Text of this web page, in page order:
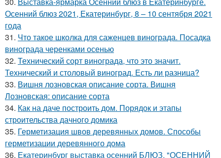
Осенний блюз 2021, Екатеринбург, 8 – 10 сентября 2021
года
31. Что такое школка для саженцев винограда. Посадка
винограда черенками осенью
32. Технический сорт винограда, что это значит.
Технический и столовый виноград. Есть ли разница?
33. Вишня лозновская описание сорта. Вишня
Лозновская: описание сорта
34. Как на даче построить дом. Порядок и этапы
строительства дачного домика
35. Герметизация швов деревянных домов. Способы
герметизации деревянного дома
36. Екатеринбург выставка осенний БЛЮЗ. "ОСЕННИЙ